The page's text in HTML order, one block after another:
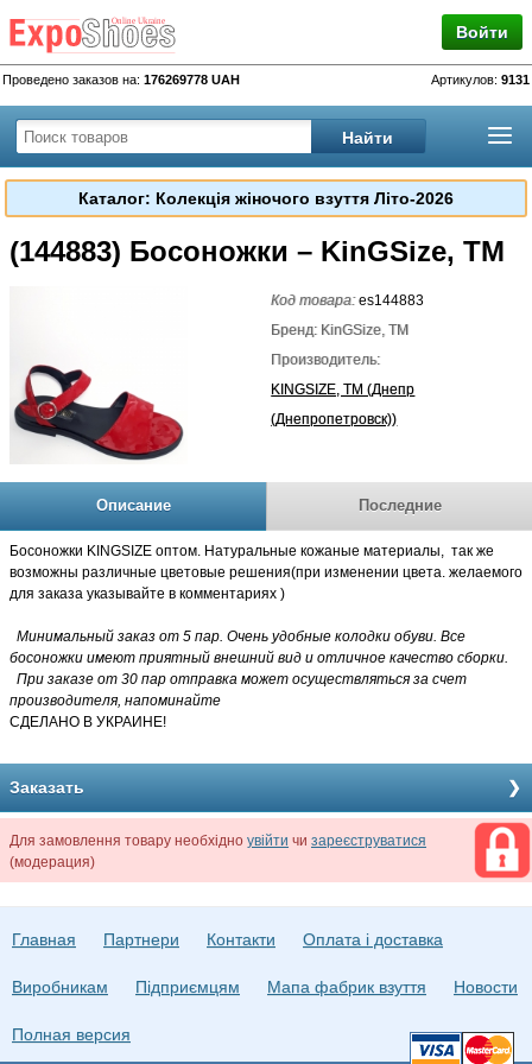
Войти
Проведено заказов на: 176269778 UAH Артикулов: 9131
Каталог: Колекція жіночого взуття Літо-2026
(144883) Босоножки – KinGSize, TM
Код товара:es144883
Бренд: KinGSize, TM
Производитель:
KINGSIZE, TM (Днепр
(Днепропетровск))
Описание Последние
Босоножки KINGSIZE оптом. Натуральные кожаные материалы, так же
возможны различные цветовые решения(при изменении цвета. желаемого
для заказа указывайте в комментариях )
Минимальный заказ от 5 пар. Очень удобные колодки обуви. Все
босоножки имеют приятный внешний вид и отличное качество сборки.
При заказе от 30 пар отправка может осуществляться за счет
производителя, напоминайте
СДЕЛАНО В УКРАИНЕ!
Заказать
Для замовлення товару необхідно увійти чи зареєструватися
(модерация)
Главная Партнери Контакти Оплата і доставка
Виробникам Підприємцям Мапа фабрик взуття Новости
Полная версия